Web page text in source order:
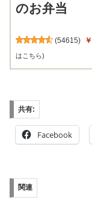
のお弁当
(54615)
はこちら)
共有:
Facebook
関連